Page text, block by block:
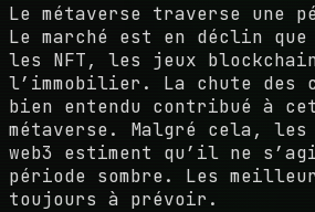
Le métaverse traverse une
Le marché est en déclin
les NFT, les jeux
l’immobilier. La chute des
bien entendu contribué à
métaverse. Malgré cela,
web3 estiment qu’il ne
période sombre. Les
toujours à prévoir.